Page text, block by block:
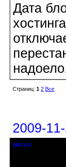
Дата
Страниц: 1 2 Все
2009-
ptic.ru